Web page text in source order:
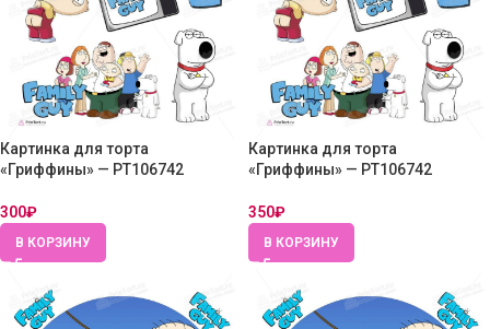
Картинка для торта
«Гриффины» — PT106742
300₽
В КОРЗИНУ
Картинка для торта
«Гриффины» — PT106742
350₽
В КОРЗИНУ